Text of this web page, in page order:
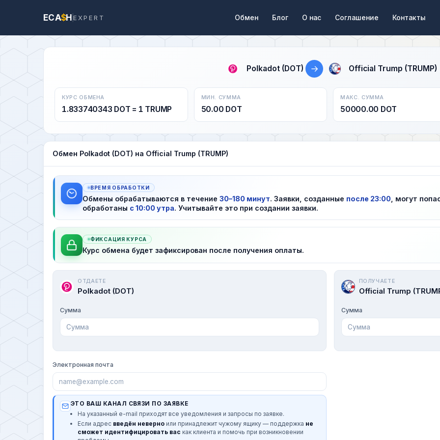
ECA$HEXPERT Обмен Блог О нас Соглашение Контакты
Polkadot (DOT) → Official Trump (TRUMP)
КУРС ОБМЕНА
1.833740343 DOT = 1 TRUMP
МИН. СУММА
50.00 DOT
МАКС. СУММА
50000.00 DOT
Обмен Polkadot (DOT) на Official Trump (TRUMP)
ВРЕМЯ ОБРАБОТКИ
Обмены обрабатываются в течение 30–180 минут. Заявки, созданные после 23:00 , могут
обработаны с 10:00 утра. Учитывайте это при создании заявки.
ФИКСАЦИЯ КУРСА
Курс обмена будет зафиксирован после получения оплаты.
ОТДАЕТЕ
Polkadot (DOT)
Сумма
ПОЛУЧАЕТЕ
Official Trump
Сумма
Электронная почта
ЭТО ВАШ КАНАЛ СВЯЗИ ПО ЗАЯВКЕ
На указанный e-mail приходят все уведомления и запросы по заявке.
Если адрес введён неверно или принадлежит чужому ящику — поддержка не
сможет идентифицировать вас как клиента и помочь при возникновении